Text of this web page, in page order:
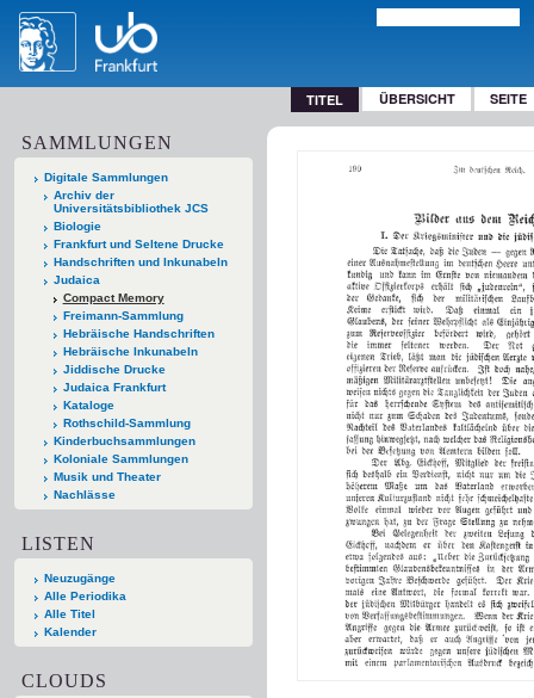
TITEL ÜBERSICHT SEITE
SAMMLUNGEN
Digitale Sammlungen
Archiv der
Universitätsbibliothek JCS
Biologie
Frankfurt und Seltene Drucke
Handschriften und Inkunabeln
Judaica
Compact Memory
Freimann-Sammlung
Hebräische Handschriften
Hebräische Inkunabeln
Jiddische Drucke
Judaica Frankfurt
Kataloge
Rothschild-Sammlung
Kinderbuchsammlungen
Koloniale Sammlungen
Musik und Theater
Nachlässe
LISTEN
Neuzugänge
Alle Periodika
Alle Titel
Kalender
CLOUDS